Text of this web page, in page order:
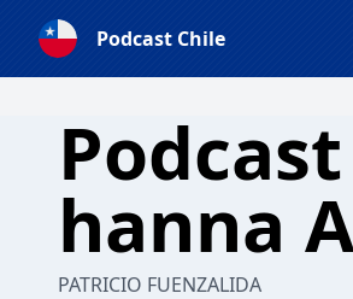
Podcast Chile
hanna
PATRICIO FUENZALIDA